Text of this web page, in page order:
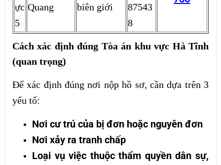
ực
5
Quang
biên giới
87543
8
Cách xác định đúng Tòa án khu vực Hà Tĩnh
(quan trọng)
Để xác định đúng nơi nộp hồ sơ, cần dựa trên 3
yếu tố:
Nơi cư trú của bị đơn hoặc nguyên đơn
Nơi xảy ra tranh chấp
Loại vụ việc thuộc thẩm quyền dân sự,